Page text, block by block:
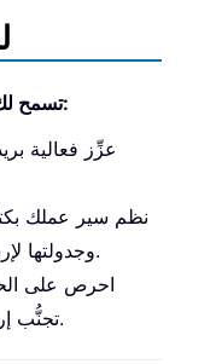
تسمح لك جدولة رسائل البريد الإلكتروني بما يلي:
عزِّز فعالية
نظم سير عملك
وجدولتها لإرسالها تلقائيًّا في الوقت الذي تحدده.
احرص على
تجنُّب إرسال الرسائل خارج ساعات العمل.